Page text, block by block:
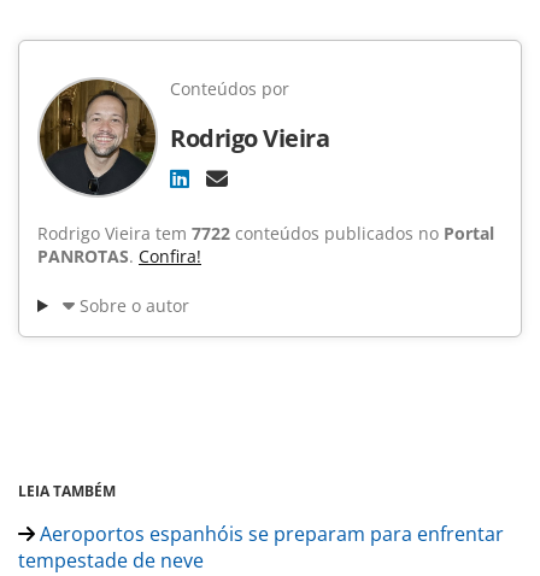
Conteúdos por
Rodrigo Vieira
Rodrigo Vieira tem 7722 conteúdos publicados no Portal
PANROTAS. Confira!
Sobre o autor
LEIA TAMBÉM
Aeroportos espanhóis se preparam para enfrentar
tempestade de neve